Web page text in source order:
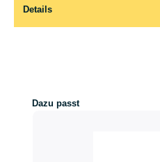
Details
Produktgalerie überspringen
Dazu passt